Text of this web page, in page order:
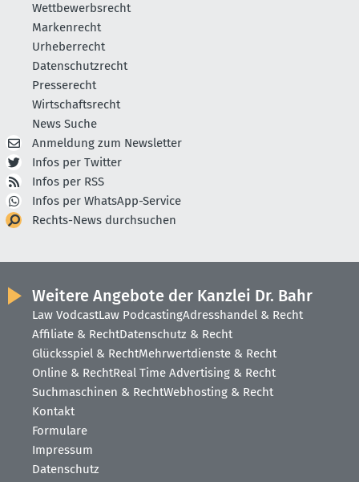
Wettbewerbsrecht
Markenrecht
Urheberrecht
Datenschutzrecht
Presserecht
Wirtschaftsrecht
News Suche
Anmeldung zum Newsletter
Infos per Twitter
Infos per RSS
Infos per WhatsApp-Service
Rechts-News durchsuchen
Weitere Angebote der Kanzlei Dr. Bahr
Law VodcastLaw PodcastingAdresshandel & Recht
Affiliate & RechtDatenschutz & Recht
Glücksspiel & RechtMehrwertdienste & Recht
Online & RechtReal Time Advertising & Recht
Suchmaschinen & RechtWebhosting & Recht
Kontakt
Formulare
Impressum
Datenschutz